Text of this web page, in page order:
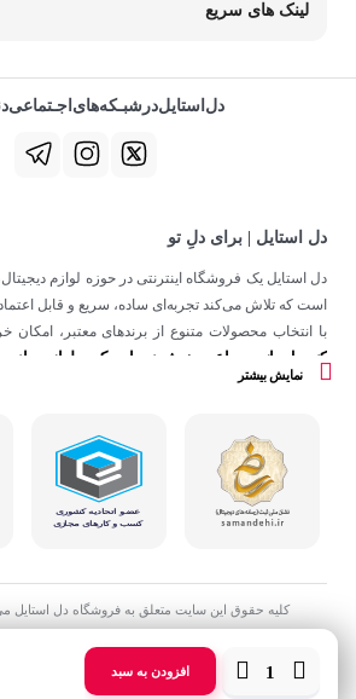
افزودن به سبد
لینک های سریع
دل استایل | برای دلِ تو
دل استایل یک فروشگاه اینترنتی در حوزه لوازم
است که تلاش می‌کند تجربه‌ای ساده، سریع و قابل اعتماد
با انتخاب محصولات متنوع از برندهای معتبر، امکان
کنسول بازی ساعت هوشمند اسپیکر ولوازم جانبی
در دل استایل، تمرکز ما فقط روی فروش نیست؛
نمایش بیشتر
کلیه حقوق این سایت متعلق به فروشگاه دل استایل می باشد .